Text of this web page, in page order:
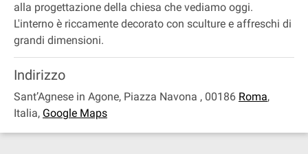
alla progettazione della chiesa che vediamo oggi.
L'interno è riccamente decorato con sculture e affreschi di
grandi dimensioni.
Indirizzo
Sant’Agnese in Agone, Piazza Navona , 00186 Roma,
Italia, Google Maps